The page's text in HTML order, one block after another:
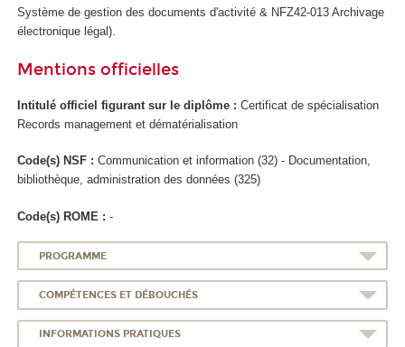
Système de gestion des documents d'activité & NFZ42-013 Archivage
électronique légal).
Mentions officielles
Intitulé officiel figurant sur le diplôme : Certificat de spécialisation
Records management et dématérialisation
Code(s) NSF : Communication et information (32) - Documentation,
bibliothèque, administration des données (325)
Code(s) ROME : -
PROGRAMME
COMPÉTENCES ET DÉBOUCHÉS
INFORMATIONS PRATIQUES